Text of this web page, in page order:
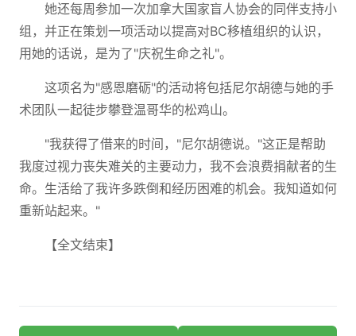
她还每周参加一次加拿大国家盲人协会的同伴支持小
组，并正在策划一项活动以提高对BC移植组织的认识，
用她的话说，是为了"庆祝生命之礼"。
这项名为"感恩磨砺"的活动将包括尼尔胡德与她的手
术团队一起徒步攀登温哥华的松鸡山。
"我获得了借来的时间，"尼尔胡德说。"这正是帮助
我度过视力丧失难关的主要动力，我不会浪费捐献者的生
命。生活给了我许多跌倒和经历困难的机会。我知道如何
重新站起来。"
【全文结束】